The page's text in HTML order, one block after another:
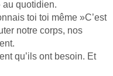
au quotidien.
toi toi même »C’est
notre corps, nos
qu’ils ont besoin. Et